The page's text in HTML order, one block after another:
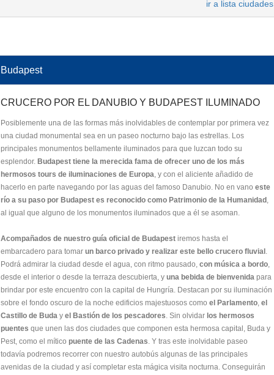
ir a lista ciudades
Budapest
CRUCERO POR EL DANUBIO Y BUDAPEST ILUMINADO
Posiblemente una de las formas más inolvidables de contemplar por primera vez
una ciudad monumental sea en un paseo nocturno bajo las estrellas. Los
principales monumentos bellamente iluminados para que luzcan todo su
esplendor. Budapest tiene la merecida fama de ofrecer uno de los más
hermosos tours de iluminaciones de Europa, y con el aliciente añadido de
hacerlo en parte navegando por las aguas del famoso Danubio. No en vano este
río a su paso por Budapest es reconocido como Patrimonio de la Humanidad ,
al igual que alguno de los monumentos iluminados que a él se asoman.
Acompañados de nuestro guía oficial de Budapest iremos hasta el
embarcadero para tomar un barco privado y realizar este bello crucero fluvial .
Podrá admirar la ciudad desde el agua, con ritmo pausado, con música a bordo,
desde el interior o desde la terraza descubierta, y una bebida de bienvenida para
brindar por este encuentro con la capital de Hungría. Destacan por su iluminación
sobre el fondo oscuro de la noche edificios majestuosos como el Parlamento, el
Castillo de Buda y el Bastión de los pescadores. Sin olvidar los hermosos
puentes que unen las dos ciudades que componen esta hermosa capital, Buda y
Pest, como el mítico puente de las Cadenas. Y tras este inolvidable paseo
todavía podremos recorrer con nuestro autobús algunas de las principales
avenidas de la ciudad y así completar esta mágica visita nocturna. Conseguirán